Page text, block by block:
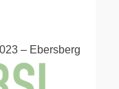
– Ebersberg